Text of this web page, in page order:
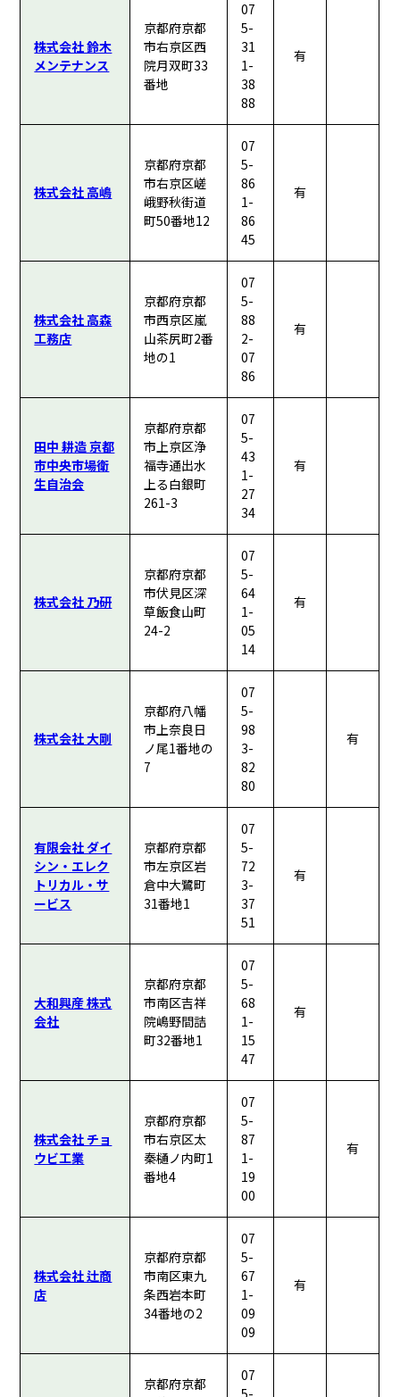
株式会社 鈴木
メンテナンス
京都府京都
市右京区西
院月双町33
番地
07
5-
31
1-
38
88
有
株式会社 高嶋
京都府京都
市右京区嵯
峨野秋街道
町50番地12
07
5-
86
1-
86
45
有
株式会社 高森
工務店
京都府京都
市西京区嵐
山茶尻町2番
地の1
07
5-
88
2-
07
86
有
田中 耕造 京都
市中央市場衛
生自治会
京都府京都
市上京区浄
福寺通出水
上る白銀町
261-3
07
5-
43
1-
27
34
有
株式会社 乃研
京都府京都
市伏見区深
草飯食山町
24-2
07
5-
64
1-
05
14
有
株式会社 大剛
京都府八幡
市上奈良日
ノ尾1番地の
7
07
5-
98
3-
82
80
有
有限会社 ダイ
シン・エレク
トリカル・サ
ービス
京都府京都
市左京区岩
倉中大鷺町
31番地1
07
5-
72
3-
37
51
有
大和興産 株式
会社
京都府京都
市南区吉祥
院嶋野間詰
町32番地1
07
5-
68
1-
15
47
有
株式会社 チョ
ウビ工業
京都府京都
市右京区太
秦樋ノ内町1
番地4
07
5-
87
1-
19
00
有
株式会社 辻商
店
京都府京都
市南区東九
条西岩本町
34番地の2
07
5-
67
1-
09
09
有
京都府京都
07